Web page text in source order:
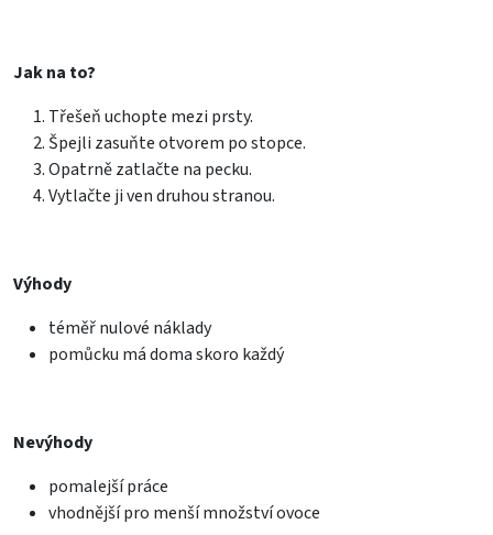
Jak na to?
Třešeň uchopte mezi prsty.
Špejli zasuňte otvorem po stopce.
Opatrně zatlačte na pecku.
Vytlačte ji ven druhou stranou.
Výhody
téměř nulové náklady
pomůcku má doma skoro každý
Nevýhody
pomalejší práce
vhodnější pro menší množství ovoce